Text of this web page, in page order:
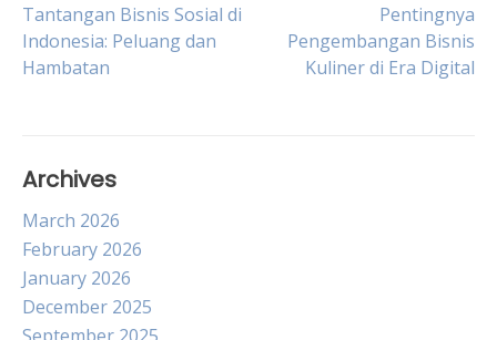
Post
navigation
Tantangan Bisnis Sosial di
Indonesia: Peluang dan
Hambatan
Pentingnya
Pengembangan Bisnis
Kuliner di Era Digital
Archives
March 2026
February 2026
January 2026
December 2025